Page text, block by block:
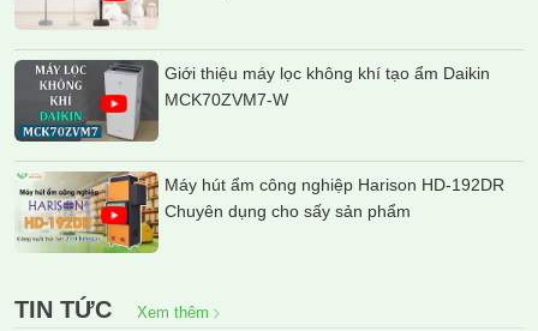
Giới thiệu máy lọc không khí tạo ẩm Daikin
MCK70ZVM7-W
Máy hút ẩm công nghiệp Harison HD-192DR
Chuyên dụng cho sấy sản phẩm
TIN TỨC Xem thêm